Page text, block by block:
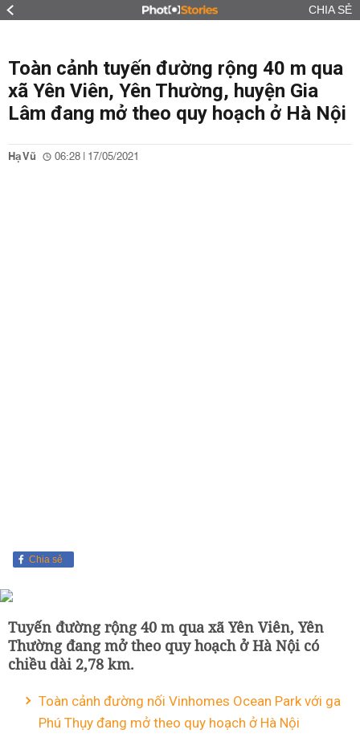
CHIA SẺ
Toàn cảnh tuyến đường rộng 40 m qua
xã Yên Viên, Yên Thường, huyện Gia
Lâm đang mở theo quy hoạch ở Hà Nội
Hạ Vũ 06:28 | 17/05/2021
Chia sẻ
Tuyến đường rộng 40 m qua xã Yên Viên, Yên
Thường đang mở theo quy hoạch ở Hà Nội có
chiều dài 2,78 km.
Toàn cảnh đường nối Vinhomes Ocean Park với ga
Phú Thụy đang mở theo quy hoạch ở Hà Nội